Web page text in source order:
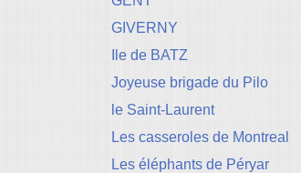
GIVERNY
Ile de BATZ
Joyeuse brigade du Pilo
le Saint-Laurent
Les casseroles de Montreal
Les éléphants de Péryar